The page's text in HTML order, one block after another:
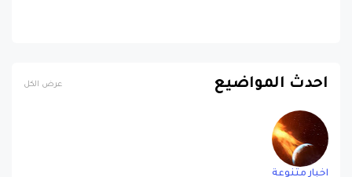
احدث المواضيع عرض الكل
اخبار متنوعة